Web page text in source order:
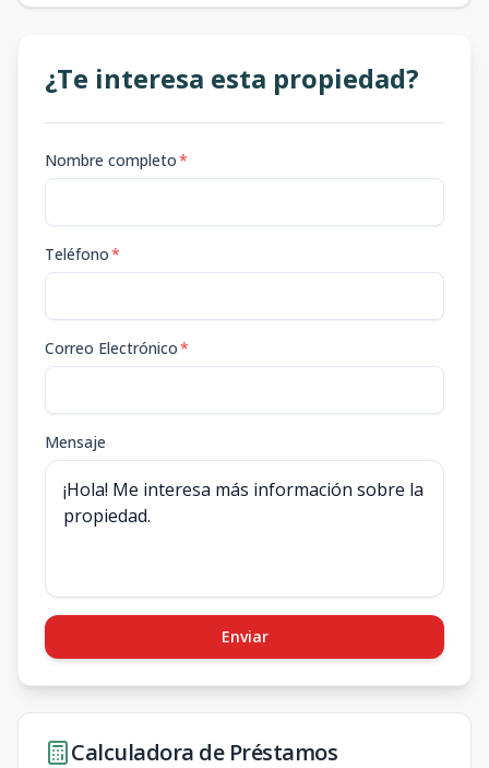
¿Te interesa esta propiedad?
Nombre completo*
Teléfono*
Correo Electrónico*
Mensaje
Enviar
Calculadora de Préstamos